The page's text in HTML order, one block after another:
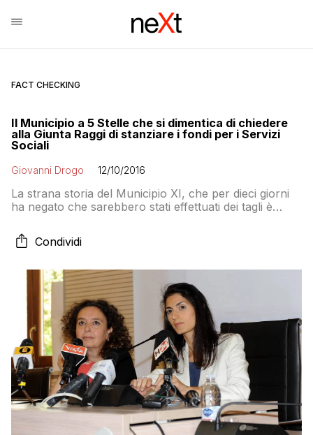
FACT CHECKING
Il Municipio a 5 Stelle che si dimentica di chiedere
alla Giunta Raggi di stanziare i fondi per i Servizi
Sociali
Giovanni Drogo 12/10/2016
La strana storia del Municipio XI, che per dieci giorni
ha negato che sarebbero stati effettuati dei tagli è
La colpa è sempre degli altri che hanno lasciato i conti
in rosso e fanno propaganda politica
Condividi